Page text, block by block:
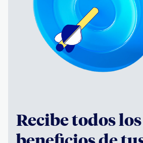
Recibe todos los